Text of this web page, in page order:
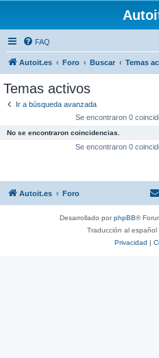
FAQ
Autoit.es Foro Buscar Temas
Temas activos
Ir a búsqueda avanzada
Se encontraron 0
No se encontraron coincidencias.
Se encontraron 0
Autoit.es Foro
Desarrollado porphpBB®
Traducción al español
Privacidad |